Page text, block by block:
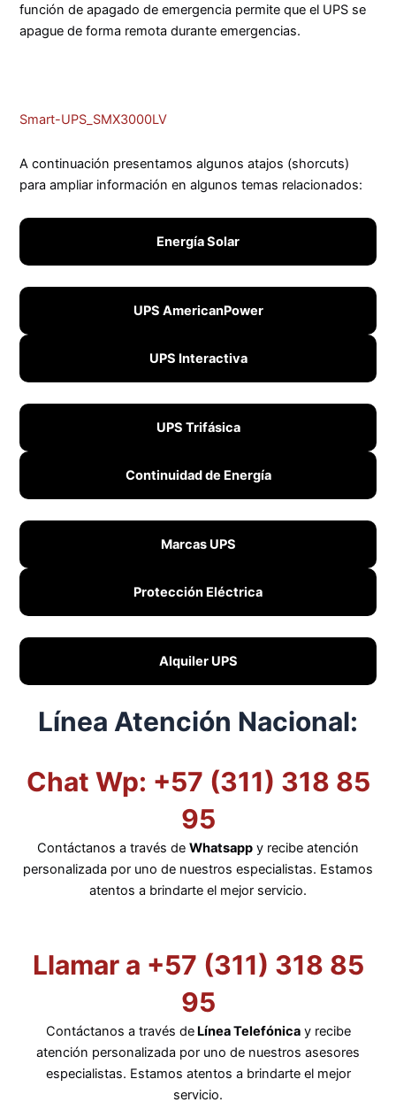
función de apagado de emergencia permite que el UPS se
apague de forma remota durante emergencias.
Smart-UPS_SMX3000LV
A continuación presentamos algunos atajos (shorcuts)
para ampliar información en algunos temas relacionados:
Energía Solar
UPS AmericanPower
UPS Interactiva
UPS Trifásica
Continuidad de Energía
Marcas UPS
Protección Eléctrica
Alquiler UPS
Línea Atención Nacional:
Chat Wp: +57 (311) 318 85
95
Contáctanos a través de Whatsapp y recibe atención
personalizada por uno de nuestros especialistas. Estamos
atentos a brindarte el mejor servicio.
Llamar a +57 (311) 318 85
95
Contáctanos a través deLínea Telefónicay recibe
atención personalizada por uno de nuestros asesores
especialistas. Estamos atentos a brindarte el mejor
servicio.